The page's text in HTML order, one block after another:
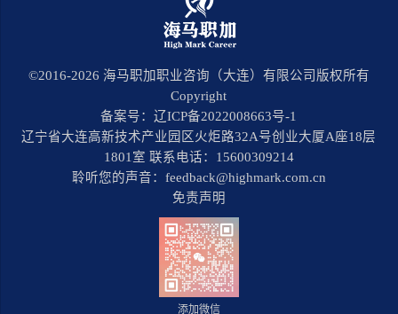
©2016-2026 海马职加职业咨询（大连）有限公司版权所有
Copyright
备案号：辽ICP备2022008663号-1
辽宁省大连高新技术产业园区火炬路32A号创业大厦A座18层
1801室 联系电话：15600309214
聆听您的声音：feedback@highmark.com.cn
免责声明
添加微信